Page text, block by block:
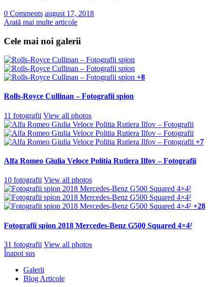
0 Comments august 17, 2018
Arată mai multe articole
Cele mai noi galerii
+8
Rolls-Royce Cullinan – Fotografii spion
11 fotografii View all photos
+7
Alfa Romeo Giulia Veloce Politia Rutiera Ilfov – Fotografii
10 fotografii View all photos
+28
Fotografii spion 2018 Mercedes-Benz G500 Squared 4×4²
31 fotografii View all photos
Înapoi sus
Galerii
Blog Articole